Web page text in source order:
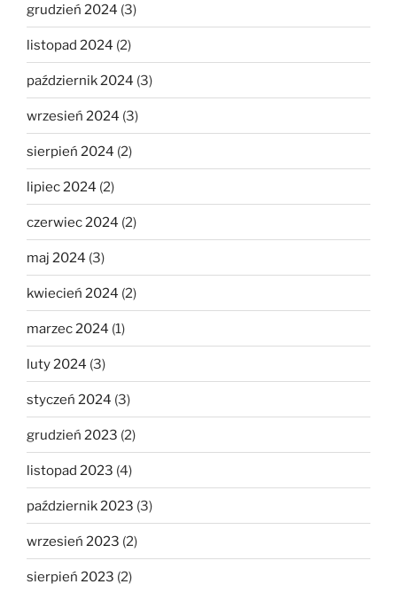
grudzień 2024 (3)
listopad 2024 (2)
październik 2024 (3)
wrzesień 2024 (3)
sierpień 2024 (2)
lipiec 2024 (2)
czerwiec 2024 (2)
maj 2024 (3)
kwiecień 2024 (2)
marzec 2024 (1)
luty 2024 (3)
styczeń 2024 (3)
grudzień 2023 (2)
listopad 2023 (4)
październik 2023 (3)
wrzesień 2023 (2)
sierpień 2023 (2)